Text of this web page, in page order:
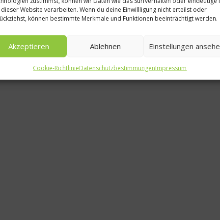
dieser Website verarbeiten. Wenn du deine Einwillligung nicht erteilst oder
können bestimmte Merkmale und Funktionen beeinträchtigt werden.
Akzeptieren Ablehnen Einstellungen
Cookie-RichtlinieDatenschutzbestimmungenImpressum
essen
Aigner